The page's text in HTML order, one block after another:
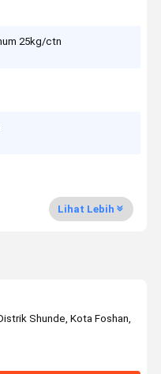
25kg/ctn
Lihat Lebih
Shunde, Kota Foshan,